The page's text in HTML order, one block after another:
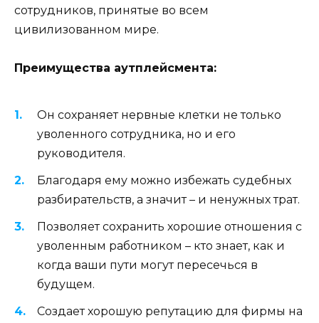
сотрудников, принятые во всем
цивилизованном мире.
Преимущества аутплейсмента:
Он сохраняет нервные клетки не только
уволенного сотрудника, но и его
руководителя.
Благодаря ему можно избежать судебных
разбирательств, а значит – и ненужных трат.
Позволяет сохранить хорошие отношения с
уволенным работником – кто знает, как и
когда ваши пути могут пересечься в
будущем.
Создает хорошую репутацию для фирмы на